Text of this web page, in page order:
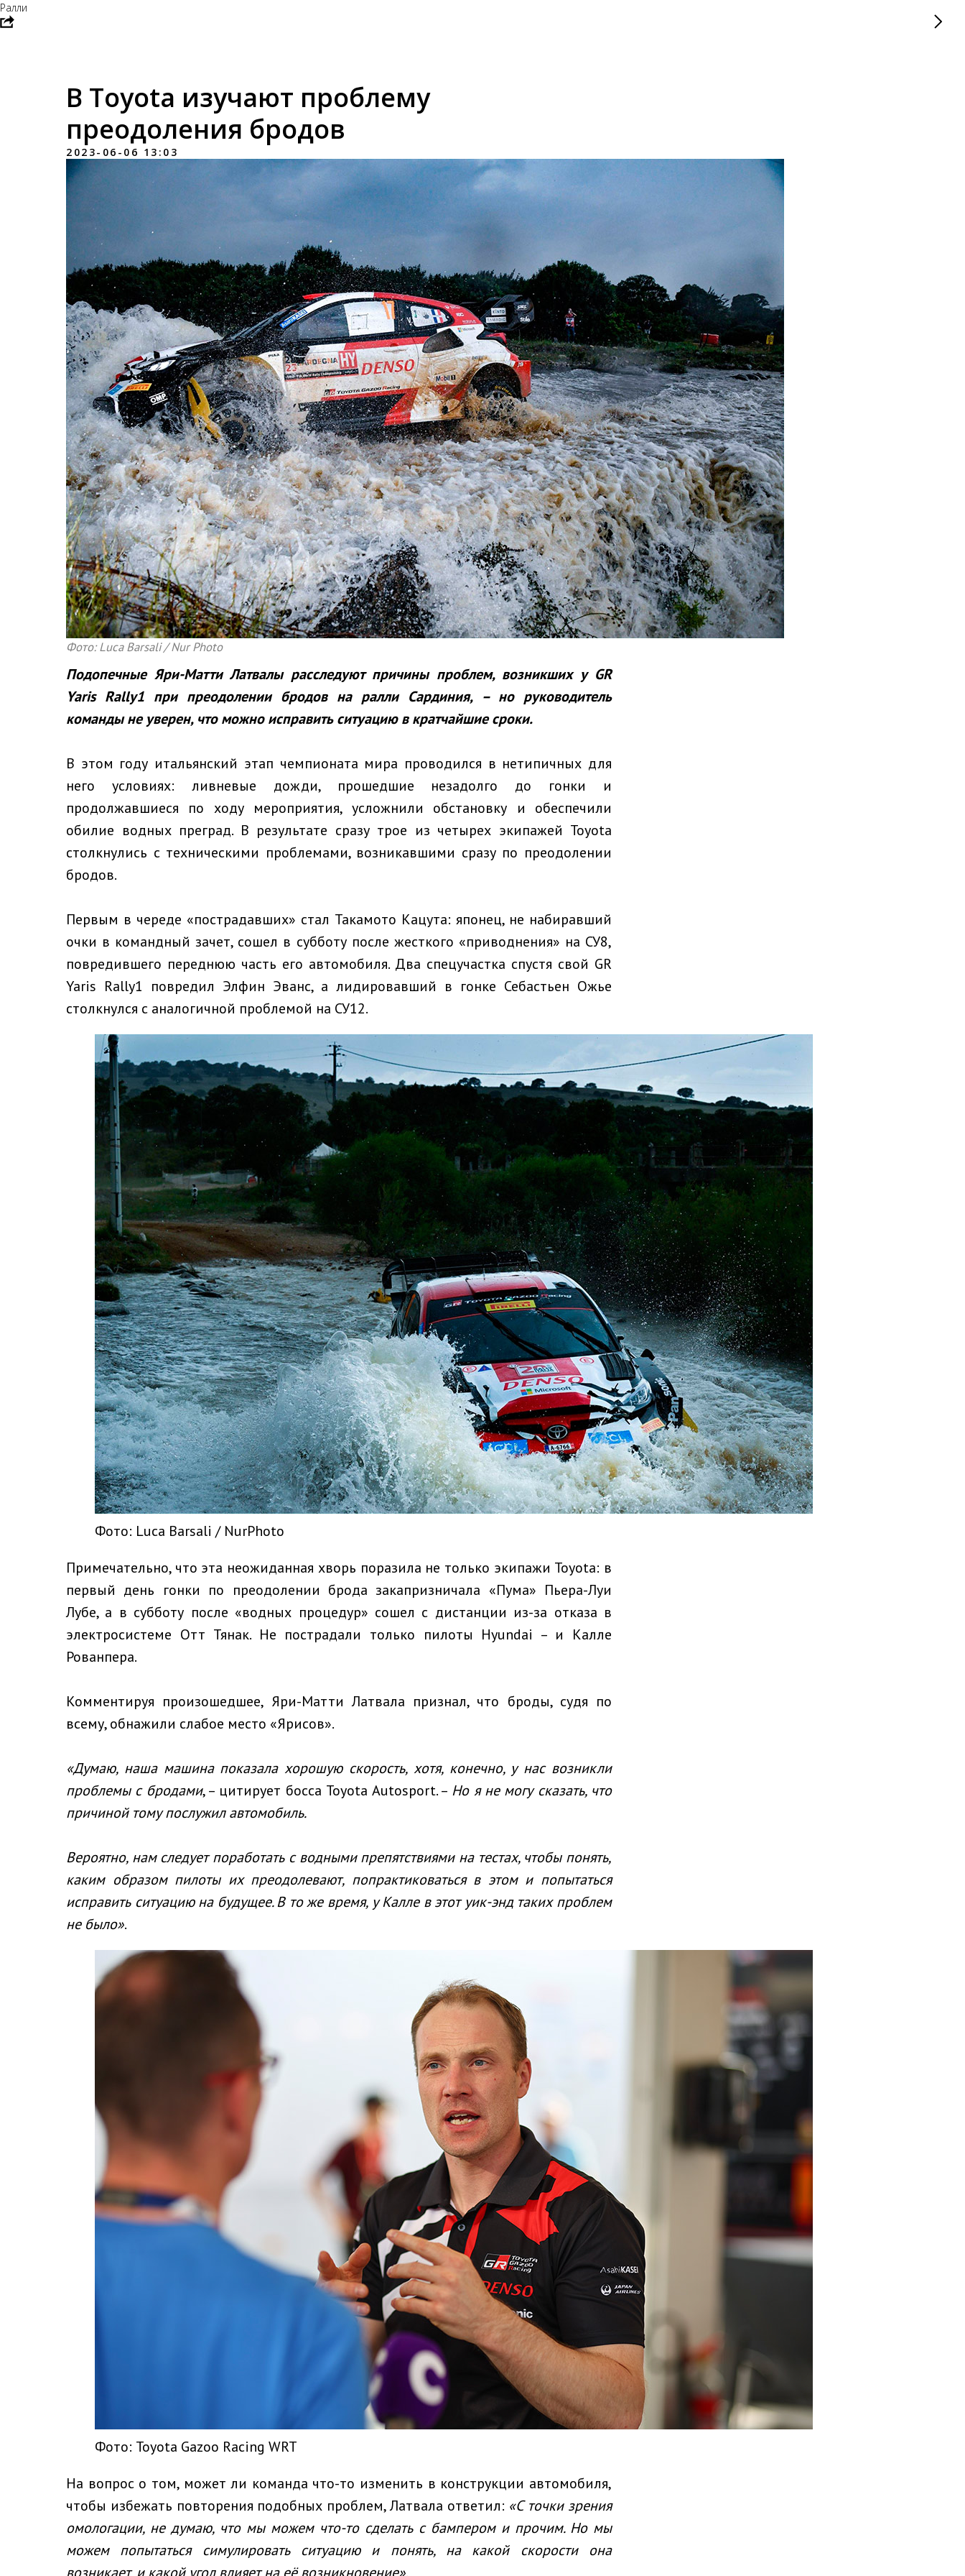
Ралли
В Toyota изучают проблему
преодоления бродов
2023-06-06 13:03
Фото: Luca Barsali / Nur Photo
Подопечные Яри-Матти Латвалы расследуют причины проблем, возникших у GR
Yaris Rally1 при преодолении бродов на ралли Сардиния, – но руководитель
команды не уверен, что можно исправить ситуацию в кратчайшие сроки.
В этом году итальянский этап чемпионата мира проводился в нетипичных для
него условиях: ливневые дожди, прошедшие незадолго до гонки и
продолжавшиеся по ходу мероприятия, усложнили обстановку и обеспечили
обилие водных преград. В результате сразу трое из четырех экипажей Toyota
столкнулись с техническими проблемами, возникавшими сразу по преодолении
бродов.
Первым в череде «пострадавших» стал Такамото Кацута: японец, не набиравший
очки в командный зачет, сошел в субботу после жесткого «приводнения» на СУ8,
повредившего переднюю часть его автомобиля. Два спецучастка спустя свой GR
Yaris Rally1 повредил Элфин Эванс, а лидировавший в гонке Себастьен Ожье
столкнулся с аналогичной проблемой на СУ12.
Фото: Luca Barsali / NurPhoto
Примечательно, что эта неожиданная хворь поразила не только экипажи Toyota: в
первый день гонки по преодолении брода закапризничала «Пума» Пьера-Луи
Лубе, а в субботу после «водных процедур» сошел с дистанции из-за отказа в
электросистеме Отт Тянак. Не пострадали только пилоты Hyundai – и Калле
Рованпера.
Комментируя произошедшее, Яри-Матти Латвала признал, что броды, судя по
всему, обнажили слабое место «Ярисов».
«Думаю, наша машина показала хорошую скорость, хотя, конечно, у нас возникли
проблемы с бродами, – цитирует босса Toyota Autosport. – Но я не могу сказать, что
причиной тому послужил автомобиль.
Вероятно, нам следует поработать с водными препятствиями на тестах, чтобы понять,
каким образом пилоты их преодолевают, попрактиковаться в этом и попытаться
исправить ситуацию на будущее. В то же время, у Калле в этот уик-энд таких проблем
не было».
Фото: Toyota Gazoo Racing WRT
На вопрос о том, может ли команда что-то изменить в конструкции автомобиля,
чтобы избежать повторения подобных проблем, Латвала ответил: «С точки зрения
омологации, не думаю, что мы можем что-то сделать с бампером и прочим. Но мы
можем попытаться симулировать ситуацию и понять, на какой скорости она